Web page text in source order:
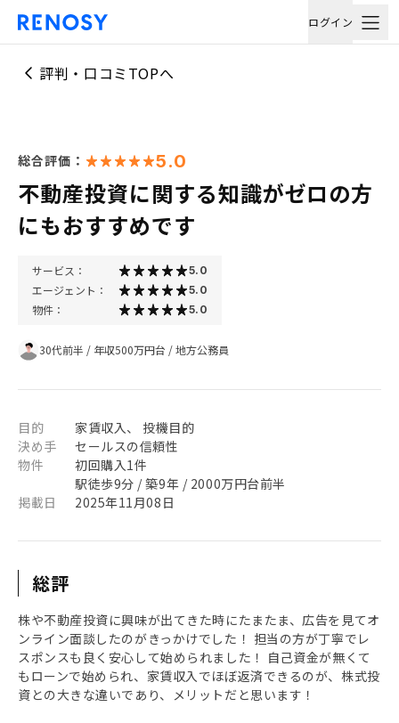
ログイン
評判・口コミTOPへ
総合評価： 5.0
不動産投資に関する知識がゼロの方
にもおすすめです
サービス： 5.0
エージェント： 5.0
物件： 5.0
30代前半 / 年収500万円台 /地方公務員
目的
家賃収入、 投機目的
決め手
セールスの信頼性
物件
初回購入1件
駅徒歩9分 / 築9年 / 2000万円台前半
掲載日
2025年11月08日
総評
株や不動産投資に興味が出てきた時にたまたま、広告を見てオ
ンライン面談したのがきっかけでした！ 担当の方が丁寧でレ
スポンスも良く安心して始められました！ 自己資金が無くて
もローンで始められ、家賃収入でほぼ返済できるのが、株式投
資との大きな違いであり、メリットだと思います！